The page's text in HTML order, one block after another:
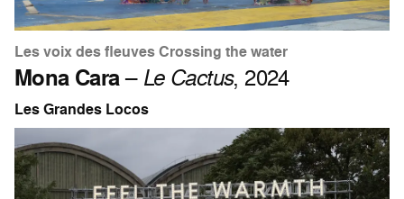
Les voix des fleuves Crossing the water
Mona Cara– Le Cactus, 2024
Les Grandes Locos